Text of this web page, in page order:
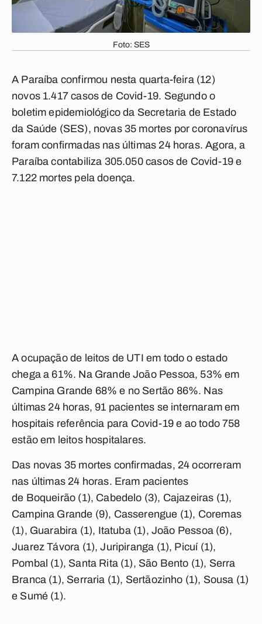
Foto: SES
A Paraíba confirmou nesta quarta-feira (12)
novos 1.417 casos de Covid-19. Segundo o
boletim epidemiológico da Secretaria de Estado
da Saúde (SES), novas 35 mortes por coronavírus
foram confirmadas nas últimas 24 horas. Agora, a
Paraíba contabiliza 305.050 casos de Covid-19 e
7.122 mortes pela doença.
A ocupação de leitos de UTI em todo o estado
chega a 61%. Na Grande João Pessoa, 53% em
Campina Grande 68% e no Sertão 86%. Nas
últimas 24 horas, 91 pacientes se internaram em
hospitais referência para Covid-19 e ao todo 758
estão em leitos hospitalares.
Das novas 35 mortes confirmadas, 24 ocorreram
nas últimas 24 horas. Eram pacientes
de Boqueirão (1), Cabedelo (3), Cajazeiras (1),
Campina Grande (9), Casserengue (1), Coremas
(1), Guarabira (1), Itatuba (1), João Pessoa (6),
Juarez Távora (1), Juripiranga (1), Picuí (1),
Pombal (1), Santa Rita (1), São Bento (1), Serra
Branca (1), Serraria (1), Sertãozinho (1), Sousa (1)
e Sumé (1).